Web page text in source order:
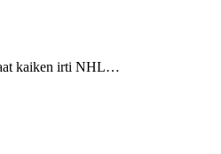
kaiken irti NHL…